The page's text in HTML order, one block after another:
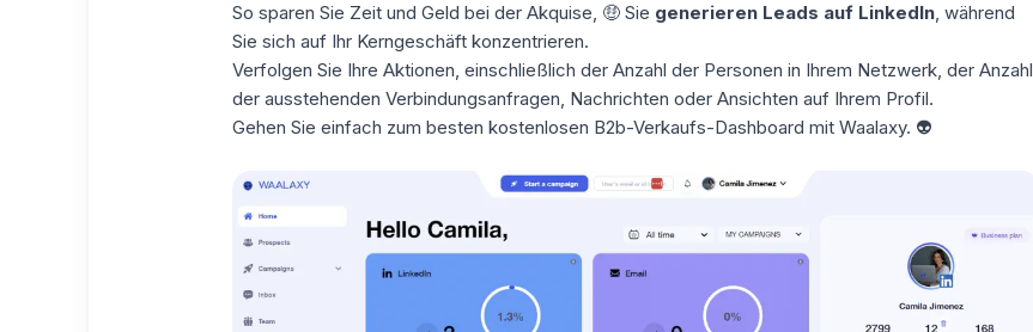
So sparen Sie Zeit und Geld bei der Akquise, 🤑 Sie generieren Leads auf LinkedIn, während
Sie sich auf Ihr Kerngeschäft konzentrieren.
Verfolgen Sie Ihre Aktionen, einschließlich der Anzahl der Personen in Ihrem Netzwerk, der Anzahl
der ausstehenden Verbindungsanfragen, Nachrichten oder Ansichten auf Ihrem Profil.
Gehen Sie einfach zum besten kostenlosen B2b-Verkaufs-Dashboard mit Waalaxy. 👽